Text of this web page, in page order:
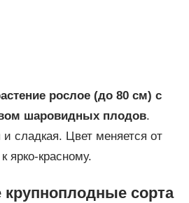
рослое (до 80 см) с
шаровидных плодов.
и сладкая. Цвет меняется от
ярко-красному.
крупноплодные сорта